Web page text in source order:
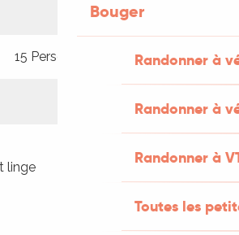
Bouger
Randonner à
Randonner à
Randonner à
Toutes les
15 Personne(s)
linge